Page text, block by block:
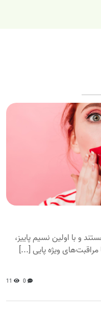
با اولین نسیم پاییز،
ویژه پایی [...]
0
11